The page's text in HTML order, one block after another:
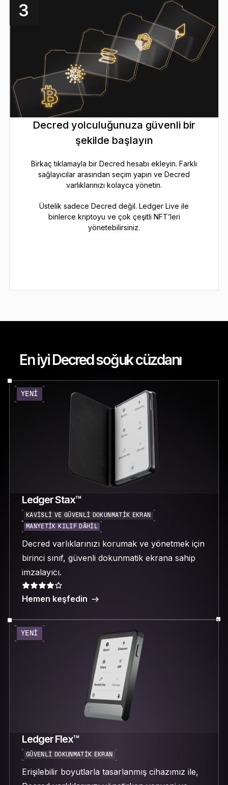
3
Decred yolculuğunuza güvenli bir
şekilde başlayın
Birkaç tıklamayla bir Decred hesabı ekleyin. Farklı
sağlayıcılar arasından seçim yapın ve Decred
varlıklarınızı kolayca yönetin.
Üstelik sadece Decred değil. Ledger Live ile
binlerce kriptoyu ve çok çeşitli NFT’leri
yönetebilirsiniz.
En iyi Decred soğuk cüzdanı
YENI
Ledger Stax™
KAVISLI VE GÜVENLI DOKUNMATIK EKRAN
MANYETIK KILIF DÂHIL
Decred varlıklarınızı korumak ve yönetmek için
birinci sınıf, güvenli dokunmatik ekrana sahip
imzalayıcı.
Hemen keşfedin
YENI
Ledger Flex™
GÜVENLI DOKUNMATIK EKRAN
Erişilebilir boyutlarla tasarlanmış cihazımız ile,